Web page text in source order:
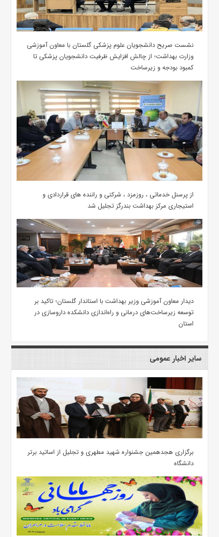
نشست صریح دانشجویان علوم پزشکی گلستان با معاون آموزشی
وزارت بهداشت؛ از چالش افزایش ظرفیت دانشجویان ‌پزشکی تا
کمبود بودجه و زیرساخت
از پرسنل خدماتی ، روزمزد ، شرکتی و راننده های قراردادی و
استیجاری مرکز بهداشت بندرگز تجلیل شد
دیدار معاون آموزشی وزیر بهداشت با استاندار گلستان؛ تاکید بر
توسعه زیرساخت‌های درمانی و راه‌اندازی دانشکده داروسازی در
استان
سایر اخبار عمومی
برگزاری هجدهمین جشنواره شهید مطهری و تجلیل از اساتید برتر
دانشگاه